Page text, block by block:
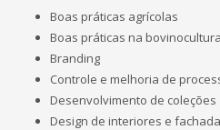
Boas práticas agrícolas
Boas práticas na
Branding
Controle e melhoria de
Desenvolvimento de coleções
Design de interiores e fachada